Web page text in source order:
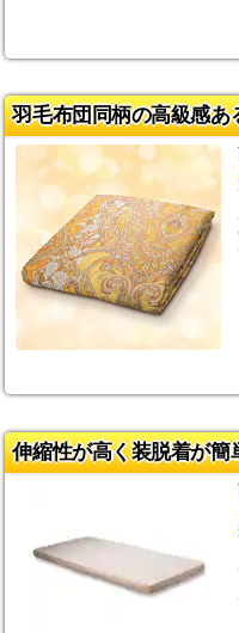
羽毛布団同柄の高級感あ
伸縮性が高く装脱着が簡